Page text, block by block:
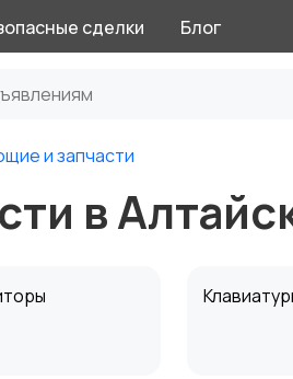
сделки Блог
и запчасти
в